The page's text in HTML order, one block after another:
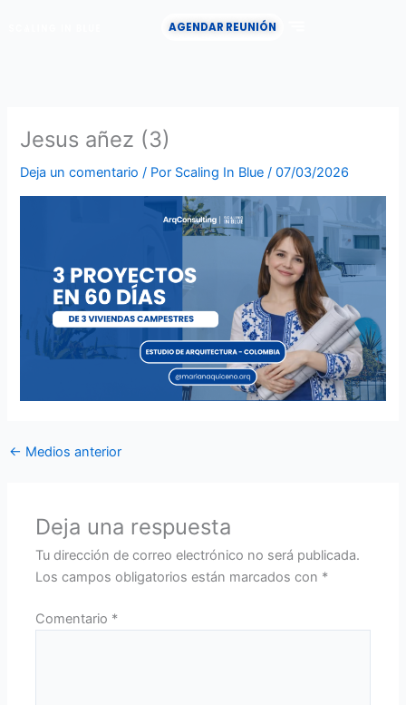
AGENDAR REUNIÓN
Jesus añez (3)
Deja un comentario / Por Scaling In Blue/07/03/2026
← Medios anterior
Deja una respuesta
Tu dirección de correo electrónico no será publicada.
Los campos obligatorios están marcados con *
Comentario *